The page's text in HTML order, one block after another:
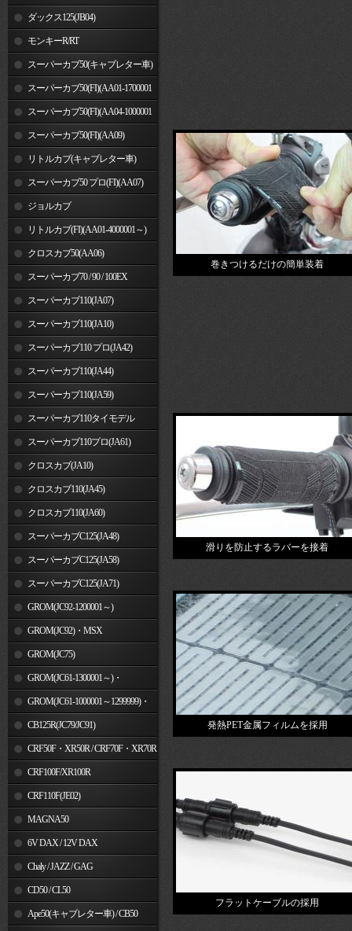
ダックス125(JB04)
モンキーR/RT
スーパーカブ50(キャブレター車)
スーパーカブ50(FI)(AA01-1700001
～) スーパーカブ50(FI)(AA04-1000001
～) スーパーカブ50(FI)(AA09)
リトルカブ(キャブレター車)
スーパーカブ50 プロ(FI)(AA07)
ジョルカブ
リトルカブ(FI)(AA01-4000001～)
クロスカブ50(AA06)
スーパーカブ70 / 90 / 100EX
スーパーカブ110(JA07)
スーパーカブ110(JA10)
スーパーカブ110 プロ(JA42)
スーパーカブ110(JA44)
スーパーカブ110(JA59)
スーパーカブ110タイモデル
(MLHJA56)
スーパーカブ110プロ(JA61)
クロスカブ(JA10)
クロスカブ110(JA45)
クロスカブ110(JA60)
スーパーカブC125(JA48)
スーパーカブC125(JA58)
スーパーカブC125(JA71)
GROM(JC92-1200001～)
GROM(JC92)・MSX
GROM(MLHJC92)
GROM(JC75)
GROM(JC61-1300001～)・
MSX125SF
GROM(JC61-1000001～1299999)・
MSX125CB125R(JC79/JC91)
CRF50F・XR50R / CRF70F・XR70R
CRF100F/XR100R
CRF110F(JE02)
MAGNA50
6V DAX / 12V DAX
Chaly / JAZZ / GAG
CD50 / CL50
Ape50(キャブレター車) / CB50
巻きつけるだけの簡単装着
滑りを防止するラバーを接着
発熱PET金属フィルムを採用
フラットケーブルの採用